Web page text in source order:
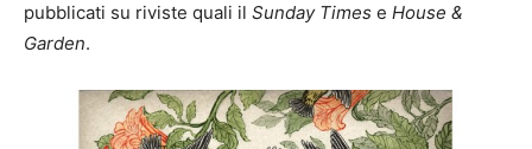
pubblicati su riviste quali il Sunday Times e House &
Garden.